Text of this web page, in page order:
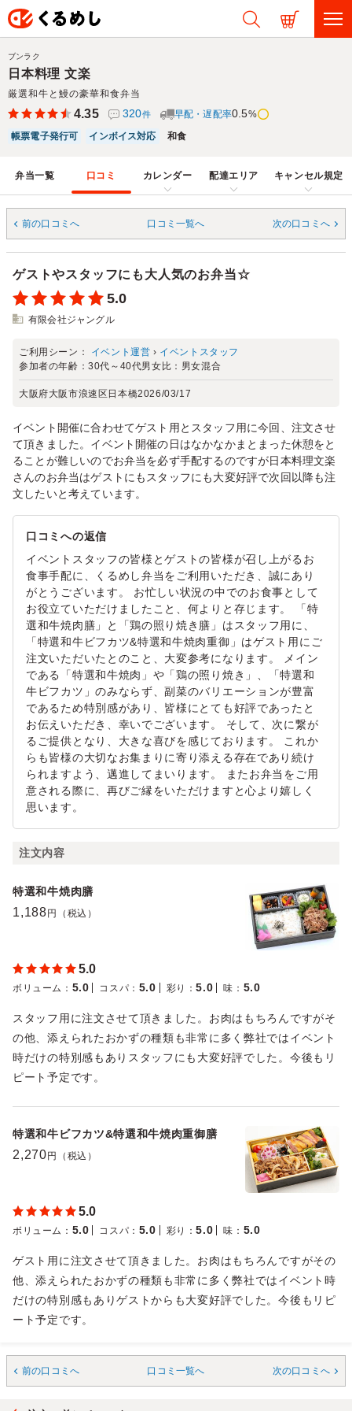
日本料理 文楽
厳選和牛と鰻の豪華和食弁当
ブンラク
4.35 320件 早配・遅配率0.5%
帳票電子発行可
インボイス対応 和食
弁当一覧 口コミ カレンダー 配達エリア キャンセル規定
前の口コミへ 口コミ一覧へ 次の口コミへ
ゲストやスタッフにも大人気のお弁当☆
5.0
有限会社ジャングル
ご利用シーン： イベント運営 › イベントスタッフ
参加者の年齢：30代～40代男女比： 男女混合
大阪府大阪市浪速区日本橋2026/03/17
イベント開催に合わせてゲスト用とスタッフ用に今回、注文させ
て頂きました。イベント開催の日はなかなかまとまった休憩をと
ることが難しいのでお弁当を必ず手配するのですが日本料理文楽
さんのお弁当はゲストにもスタッフにも大変好評で次回以降も注
文したいと考えています。
口コミへの返信
イベントスタッフの皆様とゲストの皆様が召し上がるお
食事手配に、くるめし弁当をご利用いただき、誠にあり
がとうございます。 お忙しい状況の中でのお食事として
お役立ていただけましたこと、何よりと存じます。 「特
選和牛焼肉膳」と「鶏の照り焼き膳」はスタッフ用に、
「特選和牛ビフカツ&特選和牛焼肉重御」はゲスト用にご
注文いただいたとのこと、大変参考になります。 メイン
である「特選和牛焼肉」や「鶏の照り焼き」、「特選和
牛ビフカツ」のみならず、副菜のバリエーションが豊富
であるため特別感があり、皆様にとても好評であったと
お伝えいただき、幸いでございます。 そして、次に繋が
るご提供となり、大きな喜びを感じております。 これか
らも皆様の大切なお集まりに寄り添える存在であり続け
られますよう、邁進してまいります。 またお弁当をご用
意される際に、再びご縁をいただけますと心より嬉しく
思います。
注文内容
特選和牛焼肉膳
1,188 円（税込）
5.0
ボリューム ： 5.0 コスパ ： 5.0 彩り ：5.0 味 ： 5.0
スタッフ用に注文させて頂きました。お肉はもちろんですがそ
の他、添えられたおかずの種類も非常に多く弊社ではイベント
時だけの特別感もありスタッフにも大変好評でした。今後もリ
ピート予定です。
特選和牛ビフカツ&特選和牛焼肉重御膳
2,270 円（税込）
5.0
ボリューム ： 5.0 コスパ ： 5.0 彩り ：5.0 味 ： 5.0
ゲスト用に注文させて頂きました。お肉はもちろんですがその
他、添えられたおかずの種類も非常に多く弊社ではイベント時
だけの特別感もありゲストからも大変好評でした。今後もリピ
ート予定です。
前の口コミへ 口コミ一覧へ 次の口コミへ